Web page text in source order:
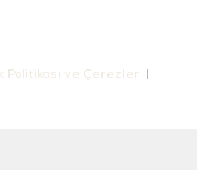
Politikası ve Çerezler